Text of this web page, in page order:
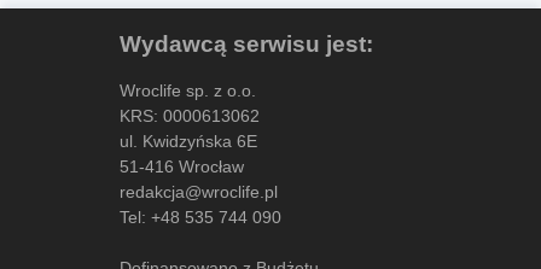
Wydawcą serwisu jest:
Wroclife sp. z o.o.
KRS: 0000613062
ul. Kwidzyńska 6E
51-416 Wrocław
redakcja@wroclife.pl
Tel: +48 535 744 090